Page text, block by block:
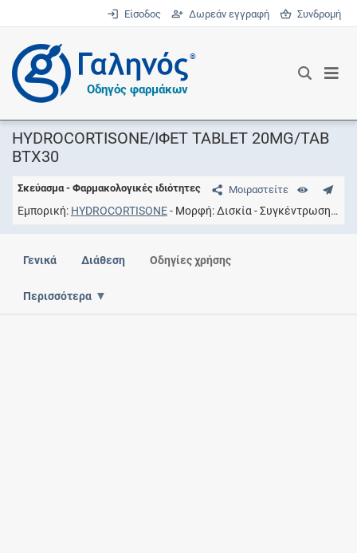
Είσοδος Δωρεάν εγγραφή Συνδρομή
®
Οδηγός φαρμάκων
HYDROCORTISONE/ΙΦΕΤ TABLET 20MG/TAB
ΒΤΧ30
Μοιραστείτε
Σκεύασμα - Φαρμακολογικές ιδιότητες
Εμπορική HYDROCORTISONE Μορφή Δισκία Συγκέντρωση
Γενικά Διάθεση Οδηγίες χρήσης
Περισσότερα